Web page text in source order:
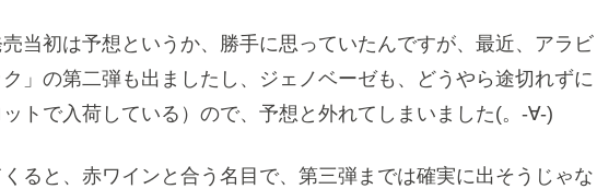
当初は予想というか、勝手に思っていたんですが、最近、アラビ
」の第二弾も出ましたし、ジェノベーゼも、どうやら途切れずに
トで入荷している）ので、予想と外れてしまいました(。-∀-)
ると、赤ワインと合う名目で、第三弾までは確実に出そうじゃな